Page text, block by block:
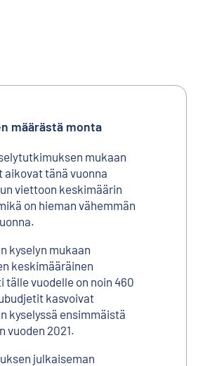
määrästä monta
mukaan
aikovat tänä vuonna
viettoon keskimäärin
on hieman vähemmän
kyselyn mukaan
keskimääräinen
tälle vuodelle on noin 460
kasvoivat
kyselyssä ensimmäistä
vuoden 2021.
julkaiseman